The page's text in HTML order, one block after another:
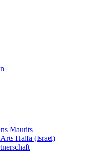
Maurits
Haifa (Israel)